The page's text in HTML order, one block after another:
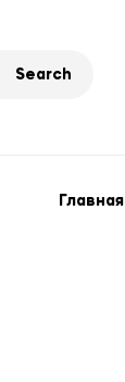
Search
Главная